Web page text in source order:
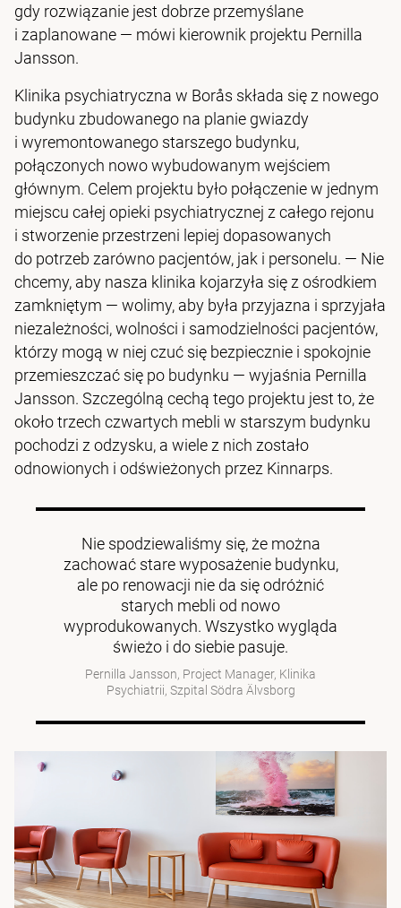
gdy rozwiązanie jest dobrze przemyślane
i zaplanowane — mówi kierownik projektu Pernilla
Jansson.
Klinika psychiatryczna w Borås składa się z nowego
budynku zbudowanego na planie gwiazdy
i wyremontowanego starszego budynku,
połączonych nowo wybudowanym wejściem
głównym. Celem projektu było połączenie w jednym
miejscu całej opieki psychiatrycznej z całego rejonu
i stworzenie przestrzeni lepiej dopasowanych
do potrzeb zarówno pacjentów, jak i personelu. — Nie
chcemy, aby nasza klinika kojarzyła się z ośrodkiem
zamkniętym — wolimy, aby była przyjazna i sprzyjała
niezależności, wolności i samodzielności pacjentów,
którzy mogą w niej czuć się bezpiecznie i spokojnie
przemieszczać się po budynku — wyjaśnia Pernilla
Jansson. Szczególną cechą tego projektu jest to, że
około trzech czwartych mebli w starszym budynku
pochodzi z odzysku, a wiele z nich zostało
odnowionych i odświeżonych przez Kinnarps.
Nie spodziewaliśmy się, że można
zachować stare wyposażenie budynku,
ale po renowacji nie da się odróżnić
starych mebli od nowo
wyprodukowanych. Wszystko wygląda
świeżo i do siebie pasuje.
Pernilla Jansson, Project Manager, Klinika
Psychiatrii, Szpital Södra Älvsborg